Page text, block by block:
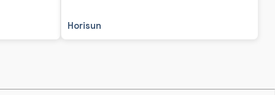
Horisun